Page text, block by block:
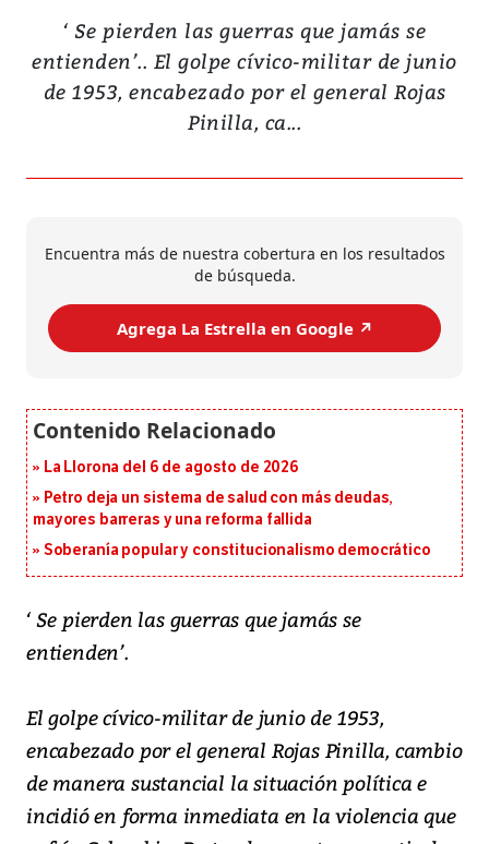
‘ Se pierden las guerras que jamás se
entienden’.. El golpe cívico-militar de junio
de 1953, encabezado por el general Rojas
Pinilla, ca...
Encuentra más de nuestra cobertura en los resultados
de búsqueda.
Agrega La Estrella en Google ↗️
La Llorona del 6 de agosto de 2026
Petro deja un sistema de salud con más deudas,
mayores barreras y una reforma fallida
Soberanía popular y constitucionalismo democrático
‘ Se pierden las guerras que jamás se
entienden’.
El golpe cívico-militar de junio de 1953,
encabezado por el general Rojas Pinilla, cambio
de manera sustancial la situación política e
incidió en forma inmediata en la violencia que